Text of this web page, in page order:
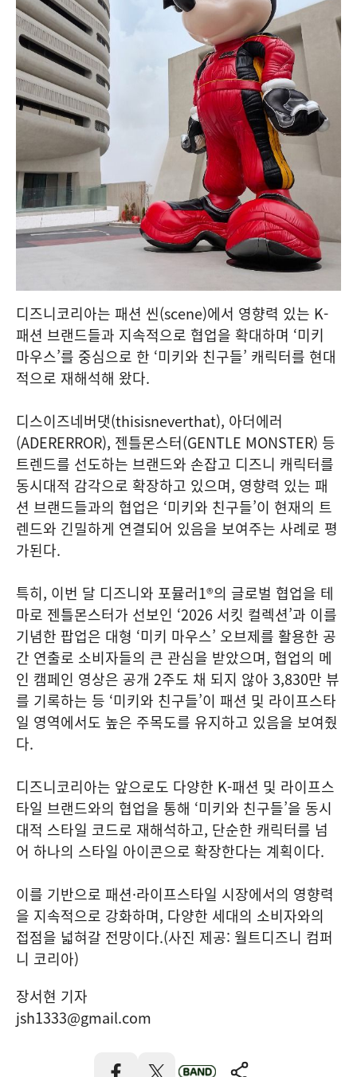
디즈니코리아는 패션 씬(scene)에서 영향력 있는 K-
패션 브랜드들과 지속적으로 협업을 확대하며 ‘미키
마우스’를 중심으로 한 ‘미키와 친구들’ 캐릭터를 현대
적으로 재해석해 왔다.
디스이즈네버댓(thisisneverthat), 아더에러
(ADERERROR), 젠틀몬스터(GENTLE MONSTER) 등
트렌드를 선도하는 브랜드와 손잡고 디즈니 캐릭터를
동시대적 감각으로 확장하고 있으며, 영향력 있는 패
션 브랜드들과의 협업은 ‘미키와 친구들’이 현재의 트
렌드와 긴밀하게 연결되어 있음을 보여주는 사례로 평
가된다.
특히, 이번 달 디즈니와 포뮬러1®의 글로벌 협업을 테
마로 젠틀몬스터가 선보인 ‘2026 서킷 컬렉션’과 이를
기념한 팝업은 대형 ‘미키 마우스’ 오브제를 활용한 공
간 연출로 소비자들의 큰 관심을 받았으며, 협업의 메
인 캠페인 영상은 공개 2주도 채 되지 않아 3,830만 뷰
를 기록하는 등 ‘미키와 친구들’이 패션 및 라이프스타
일 영역에서도 높은 주목도를 유지하고 있음을 보여줬
다.
디즈니코리아는 앞으로도 다양한 K-패션 및 라이프스
타일 브랜드와의 협업을 통해 ‘미키와 친구들’을 동시
대적 스타일 코드로 재해석하고, 단순한 캐릭터를 넘
어 하나의 스타일 아이콘으로 확장한다는 계획이다.
이를 기반으로 패션·라이프스타일 시장에서의 영향력
을 지속적으로 강화하며, 다양한 세대의 소비자와의
접점을 넓혀갈 전망이다.(사진 제공: 월트디즈니 컴퍼
니 코리아)
장서현 기자
jsh1333@gmail.com